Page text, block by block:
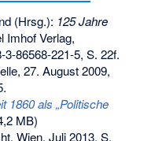
(Hrsg.): 125 Jahre
Imhof Verlag,
3-86568-221-5, S. 22f.
27. August 2009,
.
1860 als „Politische
MB)
Wien, Juli 2013, S.